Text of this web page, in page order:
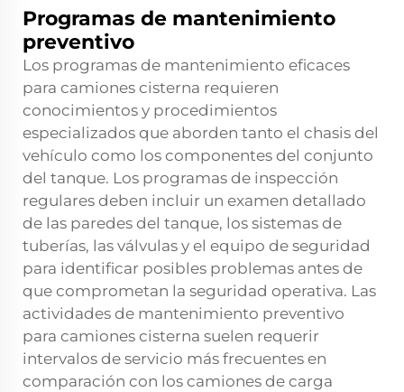
Programas de mantenimiento
preventivo
Los programas de mantenimiento eficaces
para camiones cisterna requieren
conocimientos y procedimientos
especializados que aborden tanto el chasis del
vehículo como los componentes del conjunto
del tanque. Los programas de inspección
regulares deben incluir un examen detallado
de las paredes del tanque, los sistemas de
tuberías, las válvulas y el equipo de seguridad
para identificar posibles problemas antes de
que comprometan la seguridad operativa. Las
actividades de mantenimiento preventivo
para camiones cisterna suelen requerir
intervalos de servicio más frecuentes en
comparación con los camiones de carga